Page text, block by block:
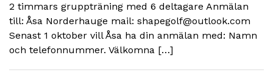
2 timmars gruppträning med 6 deltagare Anmälan
till: Åsa Norderhauge mail: shapegolf@outlook.com
Senast 1 oktober vill Åsa ha din anmälan med: Namn
och telefonnummer. Välkomna […]